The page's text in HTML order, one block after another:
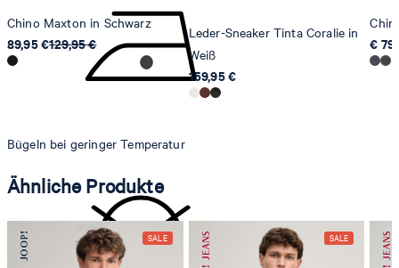
Bügeln bei geringer Temperatur
Chino Maxton in Schwarz
89,95 €129,95 €
Leder-Sneaker Tinta Coralie in
Weiß
159,95 €
€
Ähnliche Produkte